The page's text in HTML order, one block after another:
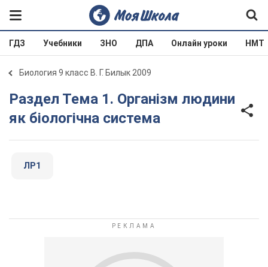
ГДЗ Учебники ЗНО ДПА Онлайн уроки НМТ
Биология 9 класс В. Г. Билык 2009
Раздел Тема 1. Організм людини
як біологічна система
ЛР1